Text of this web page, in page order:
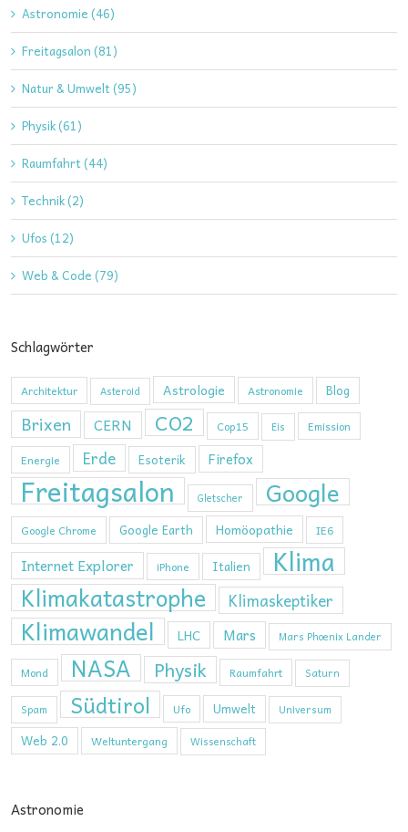
Astronomie (46)
Freitagsalon (81)
Natur & Umwelt (95)
Physik (61)
Raumfahrt (44)
Technik (2)
Ufos (12)
Web & Code (79)
Schlagwörter
Architektur Asteroid Astrologie Astronomie Blog
Brixen CERN CO2 Cop15 Eis
Emission
Energie
Erde Esoterik Firefox
Freitagsalon Gletscher Google
Google Chrome Google Earth Homöopathie IE6
Internet Explorer iPhone Italien Klima
Klimakatastrophe Klimaskeptiker
Klimawandel LHC Mars Mars Phoenix Lander
Mond NASA Physik Raumfahrt Saturn
Spam Südtirol Ufo Umwelt Universum
Web 2.0 Weltuntergang Wissenschaft
Astronomie